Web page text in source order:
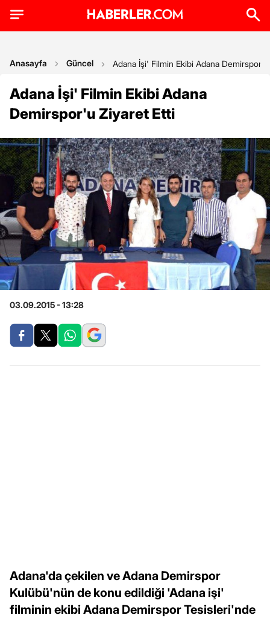
Anasayfa Güncel Adana İşi' Filmin Ekibi Adana
Adana İşi' Filmin Ekibi Adana
Demirspor'u Ziyaret Etti
03.09.2015 - 13:28
Adana'da çekilen ve Adana Demirspor
Kulübü'nün de konu edildiği 'Adana işi'
filminin ekibi Adana Demirspor Tesisleri'nde